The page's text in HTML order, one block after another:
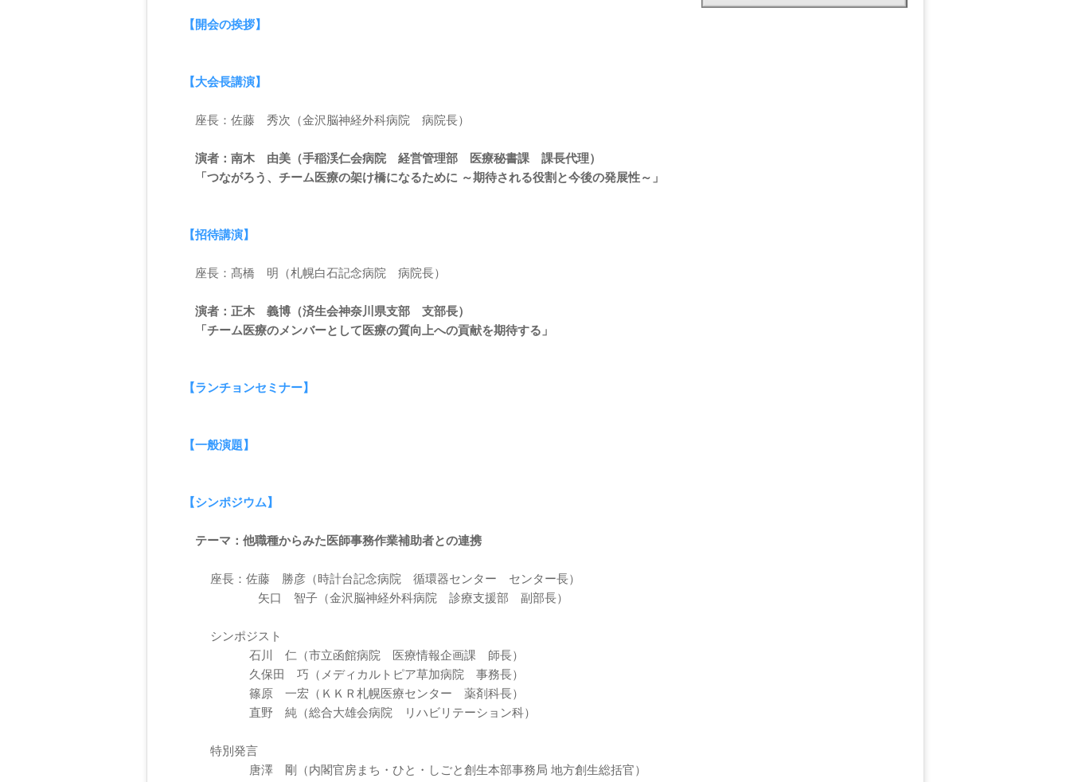
【開会の挨拶】
【大会長講演】
座長：佐藤 秀次（金沢脳神経外科病院 病院長）
演者：南木 由美（手稲渓仁会病院 経営管理部 医療秘書課 課長代理）
「つながろう、チーム医療の架け橋になるために ～期待される役割と今後の発展性～」
【招待講演】
座長：髙橋 明（札幌白石記念病院 病院長）
演者：正木 義博（済生会神奈川県支部 支部長）
「チーム医療のメンバーとして医療の質向上への貢献を期待する」
【ランチョンセミナー】
【一般演題】
【シンポジウム】
テーマ：他職種からみた医師事務作業補助者との連携
座長：佐藤 勝彦（時計台記念病院 循環器センター センター長）
矢口 智子（金沢脳神経外科病院 診療支援部 副部長）
シンポジスト
石川 仁（市立函館病院 医療情報企画課 師長）
久保田 巧（メディカルトピア草加病院 事務長）
篠原 一宏（ＫＫＲ札幌医療センター 薬剤科長）
直野 純（総合大雄会病院 リハビリテーション科）
特別発言
唐澤 剛（内閣官房まち・ひと・しごと創生本部事務局 地方創生総括官）